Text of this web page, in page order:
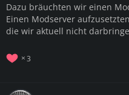
Dazu bräuchten wir einen
Einen Modserver
die wir aktuell nicht
3